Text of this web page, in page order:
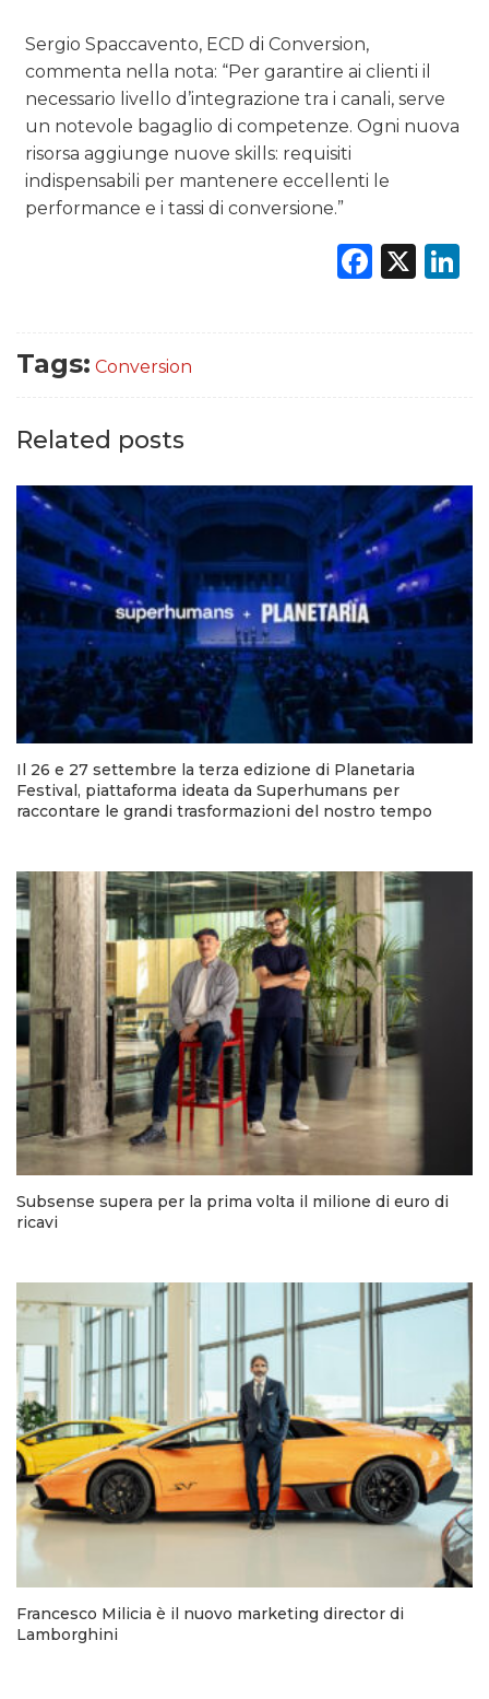
Sergio Spaccavento, ECD di Conversion,
commenta nella nota: “Per garantire ai clienti il
necessario livello d’integrazione tra i canali, serve
un notevole bagaglio di competenze. Ogni nuova
risorsa aggiunge nuove skills: requisiti
indispensabili per mantenere eccellenti le
performance e i tassi di conversione.”
X
Tags: Conversion
Related posts
Il 26 e 27 settembre la terza edizione di Planetaria
Festival, piattaforma ideata da Superhumans per
raccontare le grandi trasformazioni del nostro tempo
Subsense supera per la prima volta il milione di euro di
ricavi
Francesco Milicia è il nuovo marketing director di
Lamborghini